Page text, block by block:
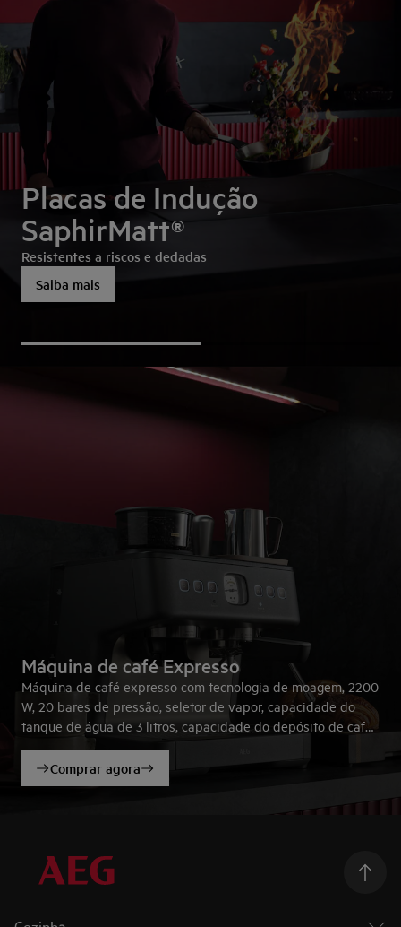
Placas de Indução
SaphirMatt®
Resistentes a riscos e dedadas
Saiba mais
Máquina de café Expresso
Máquina de café expresso com tecnologia de moagem, 2200
W, 20 bares de pressão, seletor de vapor, capacidade do
tanque de água de 3 litros, capacidade do depósito de café
de 250 gramas, 2 chávenas.
Comprar agora